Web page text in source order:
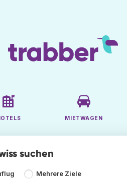
MIETWAGEN
suchen
Mehrere Ziele